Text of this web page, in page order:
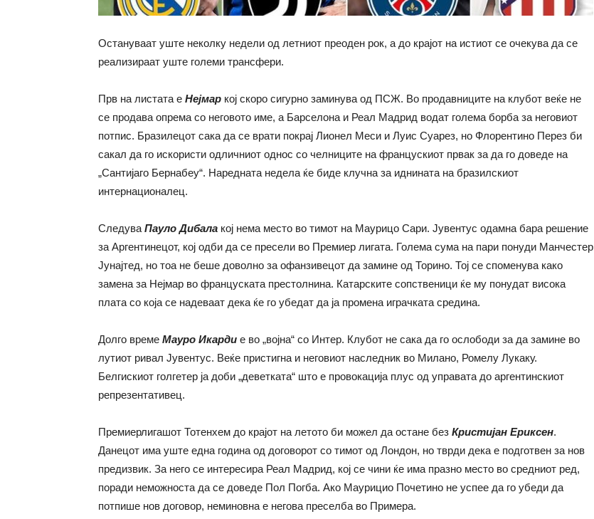
Остануваат уште неколку недели од летниот преоден рок, а до крајот на истиот се очекува да се
реализираат уште големи трансфери.
Прв на листата е Нејмар кој скоро сигурно заминува од ПСЖ. Во продавниците на клубот веќе не
се продава опрема со неговото име, а Барселона и Реал Мадрид водат голема борба за неговиот
потпис. Бразилецот сака да се врати покрај Лионел Меси и Луис Суарез, но Флорентино Перез би
сакал да го искористи одличниот однос со челниците на францускиот првак за да го доведе на
„Сантијаго Бернабеу“. Наредната недела ќе биде клучна за иднината на бразилскиот
интернационалец.
Следува Пауло Дибала кој нема место во тимот на Маурицо Сари. Јувентус одамна бара решение
за Аргентинецот, кој одби да се пресели во Премиер лигата. Голема сума на пари понуди Манчестер
Јунајтед, но тоа не беше доволно за офанзивецот да замине од Торино. Тој се споменува како
замена за Нејмар во француската престолнина. Катарските сопственици ќе му понудат висока
плата со која се надеваат дека ќе го убедат да ја промена играчката средина.
Долго време Мауро Икарди е во „војна“ со Интер. Клубот не сака да го ослободи за да замине во
лутиот ривал Јувентус. Веќе пристигна и неговиот наследник во Милано, Ромелу Лукаку.
Белгискиот голгетер ја доби „деветката“ што е провокација плус од управата до аргентинскиот
репрезентативец.
Премиерлигашот Тотенхем до крајот на летото би можел да остане без Кристијан Ериксен.
Данецот има уште една година од договорот со тимот од Лондон, но тврди дека е подготвен за нов
предизвик. За него се интересира Реал Мадрид, кој се чини ќе има празно место во средниот ред,
поради неможноста да се доведе Пол Погба. Ако Маурицио Почетино не успее да го убеди да
потпише нов договор, неминовна е негова преселба во Примера.